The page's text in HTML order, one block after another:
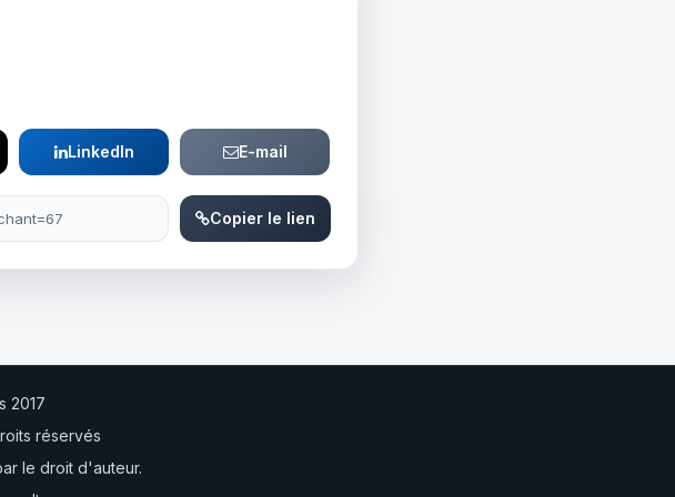
LinkedIn E-mail
Copier le lien
2017
réservés
le droit d'auteur.